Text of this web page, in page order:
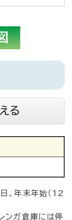
る
、年末年始（12
ンガ倉庫には停